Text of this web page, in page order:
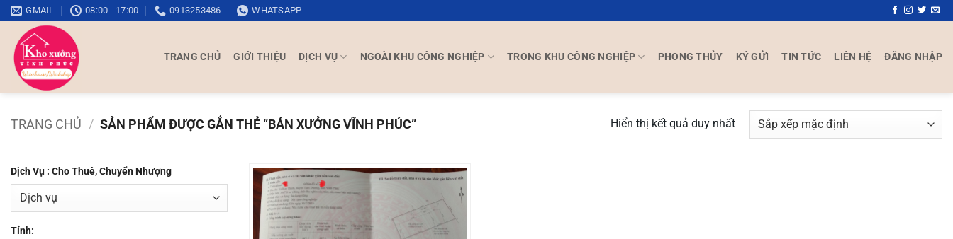
Bỏ
qua
dung
GMAIL 08:00 - 17:00 0913253486 WHATSAPP
TRANG CHỦ GIỚI THIỆU DỊCH VỤ NGOÀI KHU CÔNG NGHIỆP TRONG KHU CÔNG NGHIỆP PHONG THỦY KÝ GỬI TIN TỨC LIÊN HỆ ĐĂNG NHẬP
TRANG CHỦ / SẢN PHẨM ĐƯỢC GẮN THẺ “BÁN XƯỞNG VĨNH PHÚC” Hiển thị kết quả duy nhất
Dịch Vụ : Cho Thuê, Chuyển Nhượng
Tỉnh: